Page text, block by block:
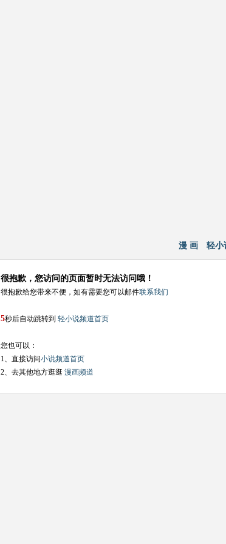
漫 画 轻小
很抱歉，您访问的页面暂时无法访问哦！
很抱歉给您带来不便，如有需要您可以邮件联系我们
5秒后自动跳转到 轻小说频道首页
您也可以：
1、直接访问小说频道首页
2、去其他地方逛逛 漫画频道